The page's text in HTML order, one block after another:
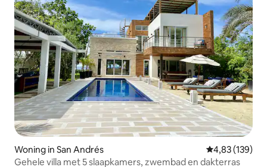
Woning in San Andrés Gemiddelde
4,83 (139)
Gehele villa met 5 slaapkamers, zwembad en dakterras